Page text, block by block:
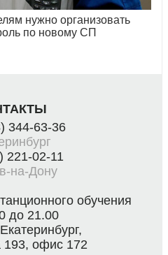
нужно организовать
по новому СП
344-63-36
221-02-11
на-Дону
обучения
до 21.00
офис 172